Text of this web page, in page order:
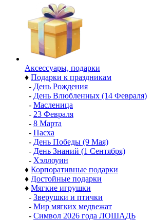
Аксессуары, подарки
♦ Подарки к праздникам
- День Рождения
- День Влюбленных (14 Февраля)
- Масленица
- 23 Февраля
- 8 Марта
- Пасха
- День Победы (9 Мая)
- День Знаний (1 Сентября)
- Хэллоуин
♦ Корпоративные подарки
♦ Достойные подарки
♦ Мягкие игрушки
- Зверушки и птички
- Мир мягких медвежат
- Символ 2026 года ЛОШАДЬ